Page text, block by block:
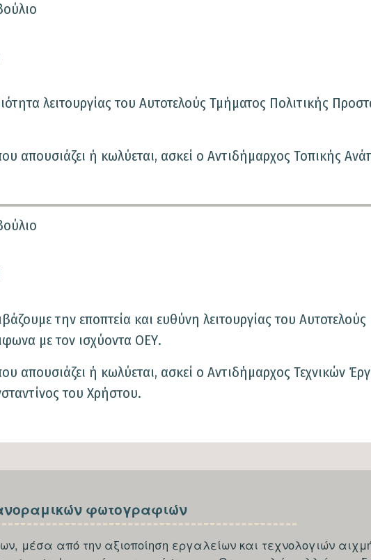
λειτουργίας του Αυτοτελούς Τμήματος Πολιτικής
απουσιάζει ή κωλύεται, ασκεί ο Αντιδήμαρχος Τοπικής
την εποπτεία και ευθύνη λειτουργίας του Αυτοτελούς
με τον ισχύοντα ΟΕΥ.
απουσιάζει ή κωλύεται, ασκεί ο Αντιδήμαρχος Τεχνικών
του Χρήστου.
φωτογραφιών
μέσα από την αξιοποίηση εργαλείων και τεχνολογιών